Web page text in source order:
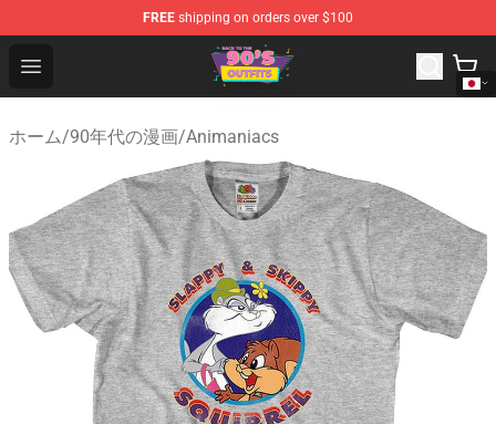
FREE shipping on orders over $100
Open menu
90s Outfits Store - Official 90s Outfits Merchandise Shop
ホーム/90年代の漫画/Animaniacs